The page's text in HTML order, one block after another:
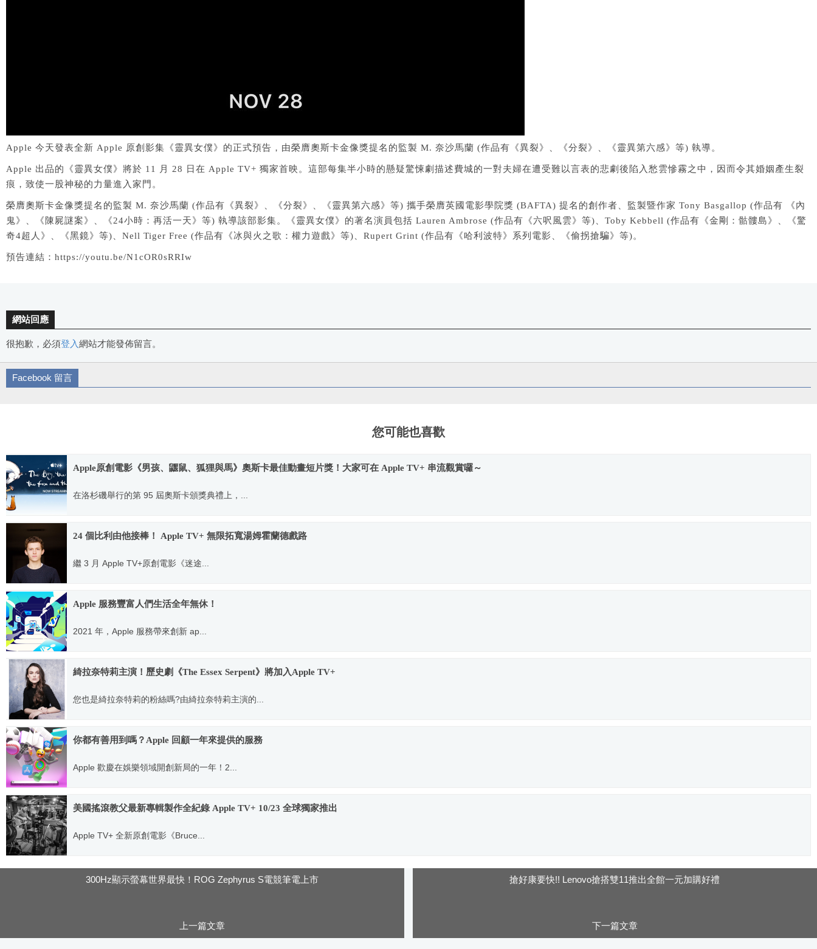
Apple 今天發表全新 Apple 原創影集《靈異女僕》的正式預告，由榮膺奧斯卡金像獎提名的監製 M. 奈沙馬蘭 (作品有《異裂》、《分裂》、《靈異第六感》等) 執導。
Apple 出品的《靈異女僕》將於 11 月 28 日在 Apple TV+ 獨家首映。這部每集半小時的懸疑驚悚劇描述費城的一對夫婦在遭受難以言表的悲劇後陷入愁雲慘霧之中，因而令其婚姻產生裂
痕，致使一股神秘的力量進入家門。
榮膺奧斯卡金像獎提名的監製 M. 奈沙馬蘭 (作品有《異裂》、《分裂》、《靈異第六感》等) 攜手榮膺英國電影學院獎 (BAFTA) 提名的創作者、監製暨作家 Tony Basgallop (作品有 《內
鬼》、《陳屍謎案》、《24小時：再活一天》等) 執導該部影集。《靈異女僕》的著名演員包括 Lauren Ambrose (作品有《六呎風雲》等)、Toby Kebbell (作品有《金剛：骷髏島》、《驚
奇4超人》、《黑鏡》等)、Nell Tiger Free (作品有《冰與火之歌：權力遊戲》等)、Rupert Grint (作品有《哈利波特》系列電影、《偷拐搶騙》等)。
預告連結：https://youtu.be/N1cOR0sRRIw
網站回應
很抱歉，必須登入網站才能發佈留言。
Facebook 留言
您可能也喜歡
Apple原創電影《男孩、鼴鼠、狐狸與馬》奧斯卡最佳動畫短片獎！大家可在 Apple TV+ 串流觀賞囉～
在洛杉磯舉行的第 95 屆奧斯卡頒獎典禮上，...
2023.03.14
24 個比利由他接棒！ Apple TV+ 無限拓寬湯姆霍蘭德戲路
繼 3 月 Apple TV+原創電影《迷途...
2021.04.09
Apple 服務豐富人們生活全年無休！
2021 年，Apple 服務帶來創新 ap...
2022.01.13
綺拉奈特莉主演！歷史劇《The Essex Serpent》將加入Apple TV+
您也是綺拉奈特莉的粉絲嗎?由綺拉奈特莉主演的...
2020.08.26
你都有善用到嗎？Apple 回顧一年來提供的服務
Apple 歡慶在娛樂領域開創新局的一年！2...
2023.01.10
美國搖滾教父最新專輯製作全紀錄 Apple TV+ 10/23 全球獨家推出
Apple TV+ 全新原創電影《Bruce...
300Hz顯示螢幕世界最快！ROG Zephyrus S電競筆電上市
上一篇文章
搶好康要快!! Lenovo搶搭雙11推出全館一元加購好禮
下一篇文章